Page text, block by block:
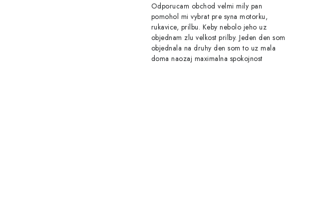
Odporucam obchod velmi mily pan
pomohol mi vybrat pre syna motorku,
rukavice, prilbu. Keby nebolo jeho uz
objednam zlu velkost prilby. Jeden den som
objednala na druhy den som to uz mala
doma naozaj maximalna spokojnost